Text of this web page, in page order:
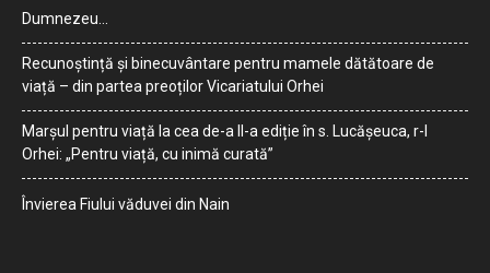
Dumnezeu…
Recunoștință și binecuvântare pentru mamele dătătoare de
viață – din partea preoților Vicariatului Orhei
Marșul pentru viață la cea de-a II-a ediție în s. Lucășeuca, r-l
Orhei: „Pentru viață, cu inimă curată”
Învierea Fiului văduvei din Nain